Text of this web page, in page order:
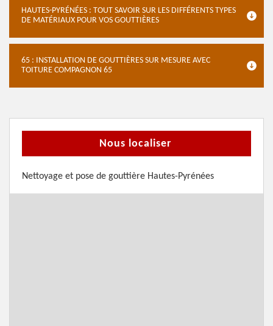
HAUTES-PYRÉNÉES : TOUT SAVOIR SUR LES DIFFÉRENTS TYPES
DE MATÉRIAUX POUR VOS GOUTTIÈRES
65 : INSTALLATION DE GOUTTIÈRES SUR MESURE AVEC
TOITURE COMPAGNON 65
Nous localiser
Nettoyage et pose de gouttière Hautes-Pyrénées